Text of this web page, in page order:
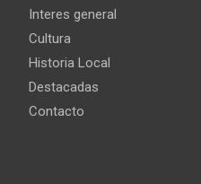
Interes general
Cultura
Historia Local
Destacadas
Contacto